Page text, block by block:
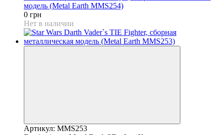
модель (Metal Earth MMS254)
0 грн
Нет в наличии
Артикул: MMS253